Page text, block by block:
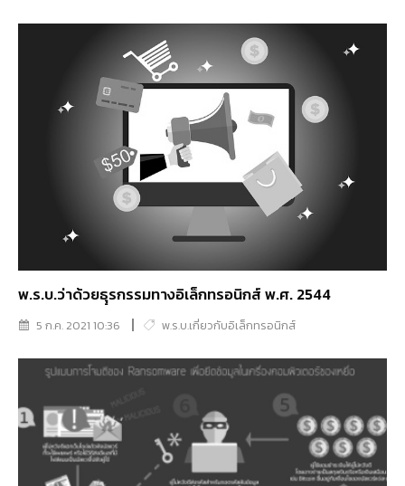
พ.ร.บ.ว่าด้วยธุุรกรรมทางอิเล็กทรอนิกส์ พ.ศ. 2544
5 ก.ค. 2021 10:36 พ.ร.บ.เกี่ยวกับอิเล็กทรอนิกส์